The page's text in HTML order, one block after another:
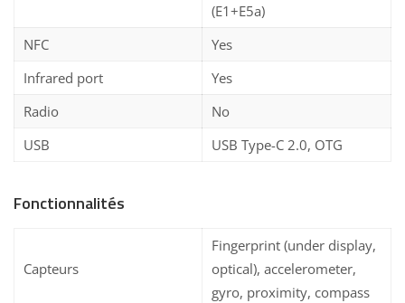
(E1+E5a)
NFC
Yes
Infrared port
Yes
Radio
No
USB
USB Type-C 2.0, OTG
Fonctionnalités
Capteurs
Fingerprint (under display,
optical), accelerometer,
gyro, proximity, compass